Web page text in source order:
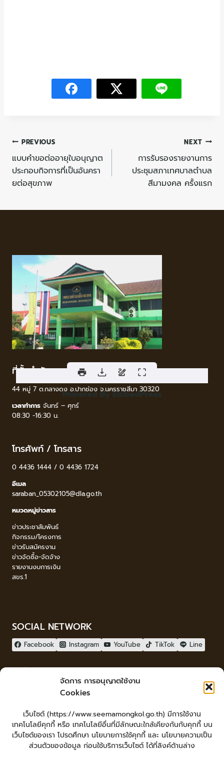
จัดการ การอนุญาตใช้งาน
Cookies
เว็บไซต์ (https://www.seemamongkol.go.th) มีการใช้งาน
เทคโนโลยีคุกกี้ หรือ เทคโนโลยีอื่นที่มีลักษณะใกล้เคียงกันกับคุกกี้ บน
เว็บไซต์ของเรา โปรดศึกษา นโยบายการใช้คุกกี้ และ นโยบายความเป็น
ส่วนตัวของข้อมูล ก่อนใช้บริการเว็บไซต์ ได้ที่ลิงค์ด้านล่าง
Powered By EmbedPress
PREVIOUS
แบบคำขอต่ออายุใบอนุญาต
ประกอบกิจการที่เป็นอันครา
ยต่อสุขภาพ
NEXT
การรับรองรายงานการ
ประชุมสภาเทศบาลตำบล
สีมามงคล ครั้งแรก
ที่ตั้งสำนักงาน
44 หมู่ 7 ต.กลางดง อ.ปากช่อง จ.นครราชสีมา 30320
เวลาทำการ จันทร์ – ศุกร์
08:30 -16:30 น.
โทรศัพท์ / โทรสาร
0 4436 1444 / 0 4436 1724
อีเมล
saraban_05302105@dla.go.th
หมวดหมู่ข่าวสาร
ข่าวประชาสัมพันธ์
กิจกรรม/โครงการ
ข่าวรับสมัครงาน
ข่าวจัดซื้อ-จัดจ้าง
รายงานงบการเงิน
สขร.1
SOCIAL NETWORK
Facebook Instagram YouTube TikTok Line
16
LopburiWebdesign.com
Login
เข้าสู่ระบบ